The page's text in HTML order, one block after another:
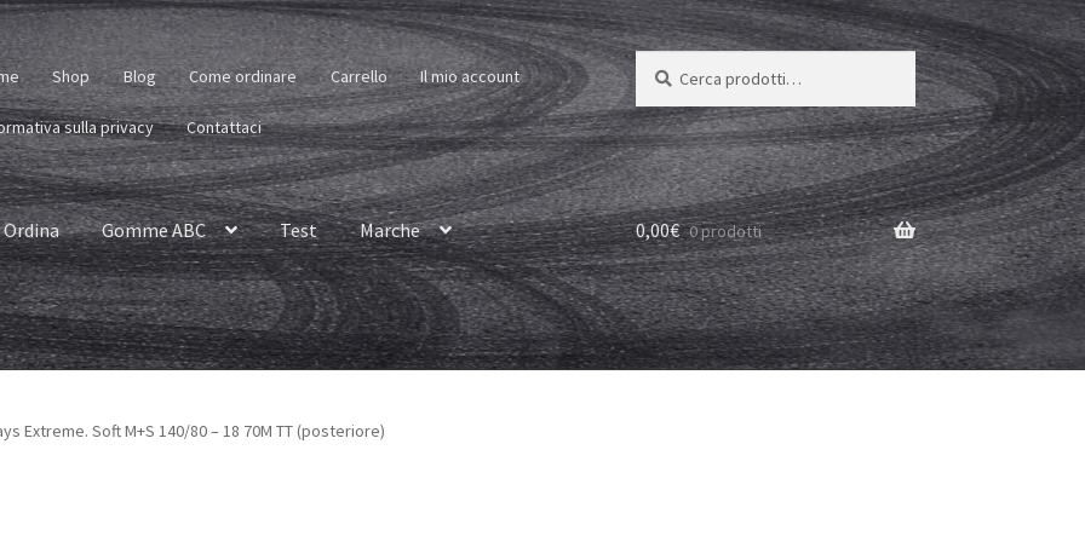
Shop Blog Come ordinare Carrello Il mio account
sulla privacy Contattaci
Cerca:
Cerca
Ordina Gomme ABC Test Marche 0,00€ 0 prodotti
Extreme. Soft M+S 140/80 – 18 70M TT (posteriore)